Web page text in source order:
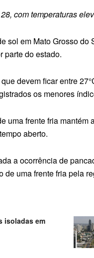
com temperaturas
sol em Mato Grosso
parte do estado.
devem ficar entre
os menores
frente fria
aberto.
a ocorrência de
de uma frente fria pela
isoladas em